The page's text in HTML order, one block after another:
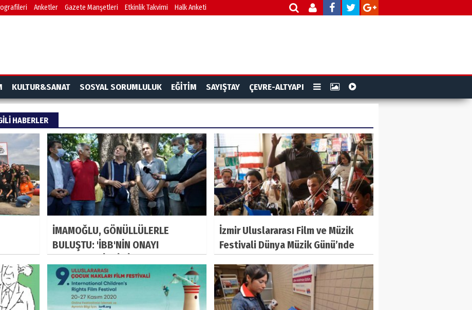
Anketler Gazete Manşetleri Etkinlik Takvimi Halk Anketi
KULTUR&SANAT SOSYAL SORUMLULUK EĞİTİM SAYIŞTAY ÇEVRE-ALTYAPI
HABERLER
İMAMOĞLU, GÖNÜLLÜLERLE
BULUŞTU: 'İBB'NİN ONAYI
GİRİLEMEZ'
İzmir Uluslararası Film ve Müzik
Festivali Dünya Müzik Günü’nde